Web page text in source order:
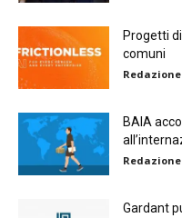
Progetti
comuni
BAIA
Gardant